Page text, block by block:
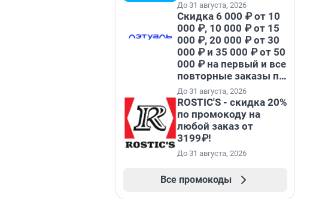
До 31 августа, 2026
Скидка 6 000 ₽ от 10
000 ₽, 10 000 ₽ от 15
000 ₽, 20 000 ₽ от 30
000 ₽ и 35 000 ₽ от 50
000 ₽ на первый и все
повторные заказы по
промокоду НАБЕРИ
До 31 августа, 2026
ROSTIC'S - скидка 20%
по промокоду на
любой заказ от
3199₽!
До 31 августа, 2026
Все промокоды